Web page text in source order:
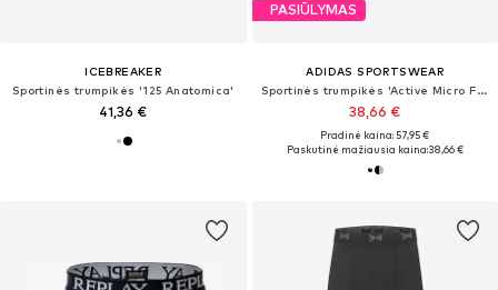
ICEBREAKER
Sportinės trumpikės '125 Anatomica'
41,36 €
PASIŪLYMAS
ADIDAS SPORTSWEAR
Sportinės trumpikės 'Active Micro Flex Eco'
38,66 €
Pradinė kaina: 57,95 €
Paskutinė mažiausia kaina:38,66 €